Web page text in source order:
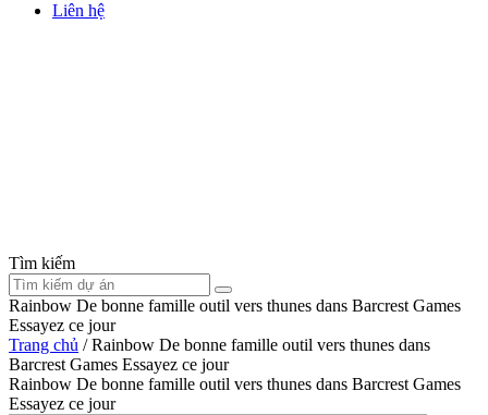
Liên hệ
Tìm kiếm
Rainbow De bonne famille outil vers thunes dans Barcrest Games
Essayez ce jour
Trang chủ /Rainbow De bonne famille outil vers thunes dans
Barcrest Games Essayez ce jour
Rainbow De bonne famille outil vers thunes dans Barcrest Games
Essayez ce jour